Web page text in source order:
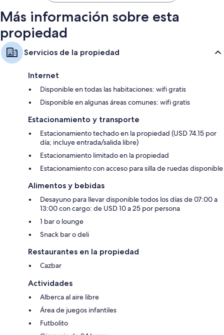
Más información sobre esta
propiedad
Servicios de la propiedad
Internet
Disponible en todas las habitaciones: wifi gratis
Disponible en algunas áreas comunes: wifi gratis
Estacionamiento y transporte
Estacionamiento techado en la propiedad (USD 74.15 por
día; incluye entrada/salida libre)
Estacionamiento limitado en la propiedad
Estacionamiento con acceso para silla de ruedas disponible
Alimentos y bebidas
Desayuno para llevar disponible todos los días de 07:00 a
13:00 con cargo: de USD 10 a 25 por persona
1 bar o lounge
Snack bar o deli
Restaurantes en la propiedad
Cazbar
Actividades
Alberca al aire libre
Área de juegos infantiles
Futbolito